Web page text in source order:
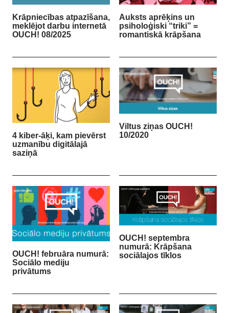
Krāpniecības atpazīšana,
meklējot darbu internetā
OUCH! 08/2025
Auksts aprēķins un
psiholoģiski “triki” =
romantiskā krāpšana
4 kiber-āķi, kam pievērst
uzmanību digitālajā
saziņā
Viltus ziņas OUCH!
10/2020
OUCH! februāra numurā:
Sociālo mediju
privātums
OUCH! septembra
numurā: Krāpšana
sociālajos tīklos